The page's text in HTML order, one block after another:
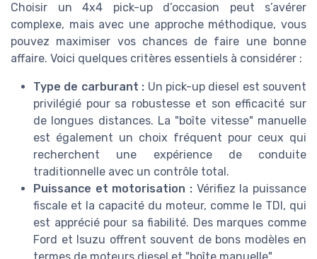
Choisir un 4x4 pick-up d’occasion peut s’avérer
complexe, mais avec une approche méthodique, vous
pouvez maximiser vos chances de faire une bonne
affaire. Voici quelques critères essentiels à considérer :
Type de carburant : Un pick-up diesel est souvent
privilégié pour sa robustesse et son efficacité sur
de longues distances. La "boîte vitesse" manuelle
est également un choix fréquent pour ceux qui
recherchent une expérience de conduite
traditionnelle avec un contrôle total.
Puissance et motorisation : Vérifiez la puissance
fiscale et la capacité du moteur, comme le TDI, qui
est apprécié pour sa fiabilité. Des marques comme
Ford et Isuzu offrent souvent de bons modèles en